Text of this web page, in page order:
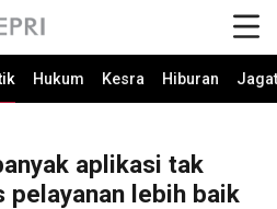
Hukum Kesra Hiburan Jagat
aplikasi tak
pelayanan lebih baik